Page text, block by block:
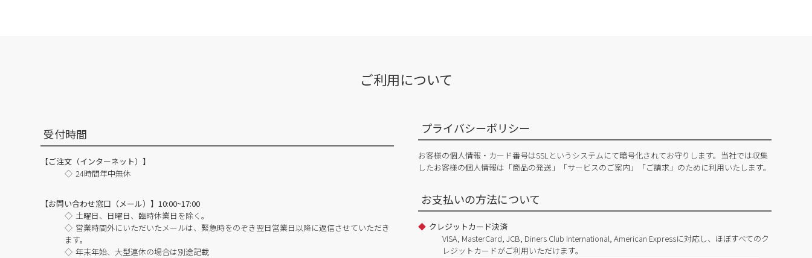
ご利用について
受付時間
【ご注文（インターネット）】
24時間年中無休
【お問い合わせ窓口（メール）】10:00~17:00
土曜日、日曜日、臨時休業日を除く。
営業時間外にいただいたメールは、緊急時をのぞき翌日営業日以降に返信させていただき
ます。
年末年始、大型連休の場合は別途記載
プライバシーポリシー
お客様の個人情報・カード番号はSSLというシステムにて暗号化されてお守りします。当社では収集
したお客様の個人情報は「商品の発送」「サービスのご案内」「ご請求」のために利用いたします。
お支払いの方法について
クレジットカード決済
VISA, MasterCard, JCB, Diners Club International, American Expressに対応し、ほぼすべてのク
レジットカードがご利用いただけます。